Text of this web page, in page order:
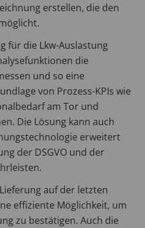
erstellen, die den
für die Lkw-Auslastung
die
und so eine
von Prozess-KPIs wie
am Tor und
Die Lösung kann auch
erweitert
der DSGVO und der
auf der letzten
effiziente Möglichkeit, um
zu bestätigen. Auch die